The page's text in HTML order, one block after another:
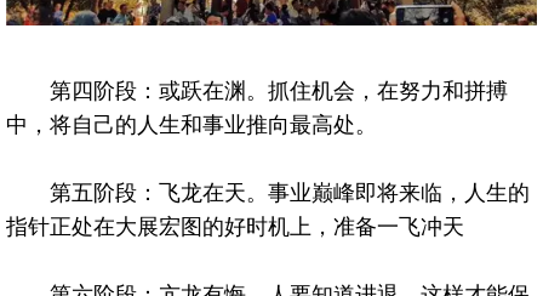
第四阶段：或跃在渊。抓住机会，在努力和拼搏
中，将自己的人生和事业推向最高处。
第五阶段：飞龙在天。事业巅峰即将来临，人生的
指针正处在大展宏图的好时机上，准备一飞冲天